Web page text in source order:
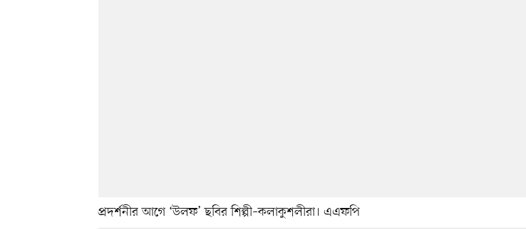
প্রদর্শনীর আগে ‘উলফ’ ছবির শিল্পী–কলাকুশলীরা। এএফপি